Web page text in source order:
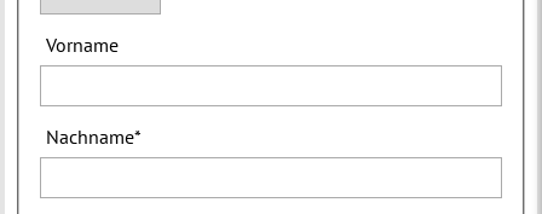
Vorname
Nachname*